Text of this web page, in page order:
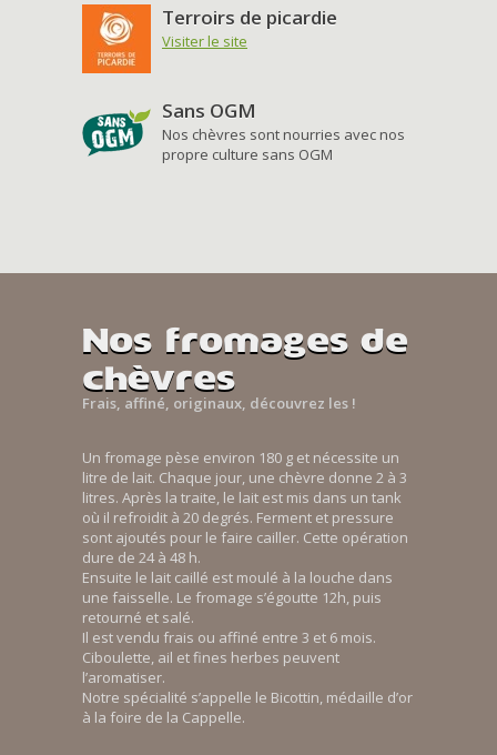
Terroirs de picardie
Visiter le site
Sans OGM
Nos chèvres sont nourries avec nos
propre culture sans OGM
Nos fromages de
chèvres
Frais, affiné, originaux, découvrez les !
Un fromage pèse environ 180 g et nécessite un
litre de lait. Chaque jour, une chèvre donne 2 à 3
litres. Après la traite, le lait est mis dans un tank
où il refroidit à 20 degrés. Ferment et pressure
sont ajoutés pour le faire cailler. Cette opération
dure de 24 à 48 h.
Ensuite le lait caillé est moulé à la louche dans
une faisselle. Le fromage s’égoutte 12h, puis
retourné et salé.
Il est vendu frais ou affiné entre 3 et 6 mois.
Ciboulette, ail et fines herbes peuvent
l’aromatiser.
Notre spécialité s’appelle le Bicottin, médaille d’or
à la foire de la Cappelle.